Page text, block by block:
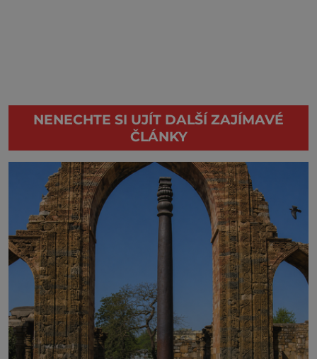
NENECHTE SI UJÍT DALŠÍ ZAJÍMAVÉ
ČLÁNKY